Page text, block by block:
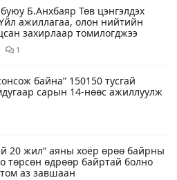
Б.Анхбаяр Төв цэнгэлдэх
ажиллагаа, олон нийтийн
захирлаар томилогджээ
1
байна” 150150 тусгай
сарын 14-нөөс ажиллуулж
20 жил“ аяны хоёр өрөө байрны
төрсөн өдрөөр байртай болно
аз завшаан